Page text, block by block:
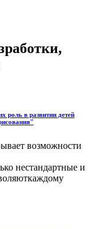
роль в развитии детей
возможности
нестандартные и